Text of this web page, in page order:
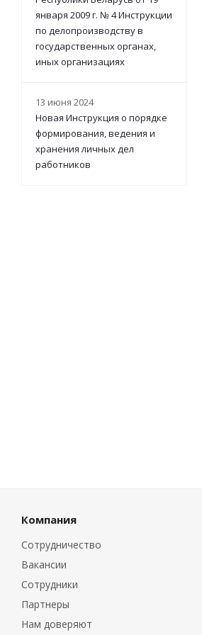
января 2009 г. № 4 Инструкции
по делопроизводству в
государственных органах,
иных организациях
13 июня 2024
Новая Инструкция о порядке
формирования, ведения и
хранения личных дел
работников
Компания
Сотрудничество
Вакансии
Сотрудники
Партнеры
Нам доверяют